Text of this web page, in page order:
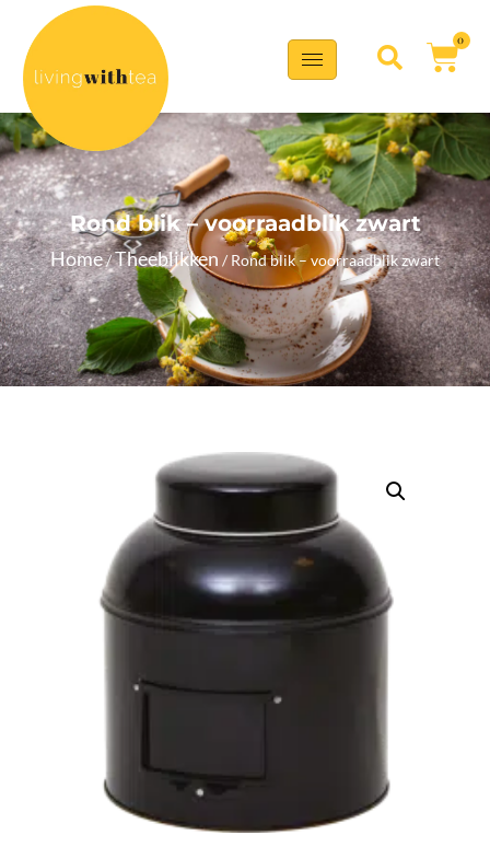
0
Rond blik – voorraadblik zwart
Home/Theeblikken / Rond blik – voorraadblik zwart